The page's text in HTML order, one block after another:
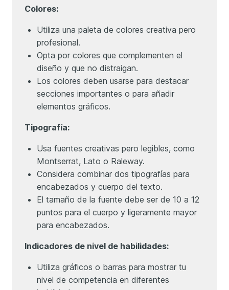
Colores:
Utiliza una paleta de colores creativa pero
profesional.
Opta por colores que complementen el
diseño y que no distraigan.
Los colores deben usarse para destacar
secciones importantes o para añadir
elementos gráficos.
Tipografía:
Usa fuentes creativas pero legibles, como
Montserrat, Lato o Raleway.
Considera combinar dos tipografías para
encabezados y cuerpo del texto.
El tamaño de la fuente debe ser de 10 a 12
puntos para el cuerpo y ligeramente mayor
para encabezados.
Indicadores de nivel de habilidades:
Utiliza gráficos o barras para mostrar tu
nivel de competencia en diferentes